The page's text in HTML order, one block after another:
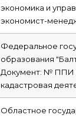
экономика и
экономист-
Федеральное
образования
Документ: № ППИ
кадастровая
Областное